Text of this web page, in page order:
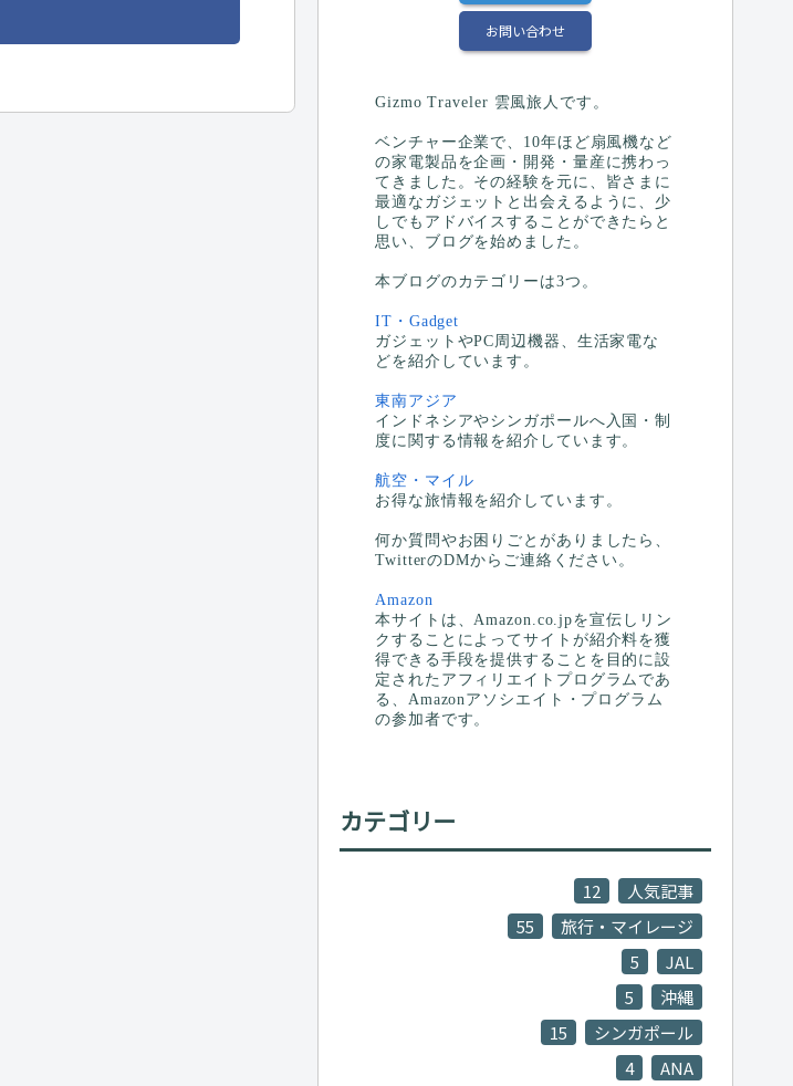
お問い合わせ
Gizmo Traveler 雲風旅人です。
ベンチャー企業で、10年ほど扇風機など
の家電製品を企画・開発・量産に携わっ
てきました。その経験を元に、皆さまに
最適なガジェットと出会えるように、少
しでもアドバイスすることができたらと
思い、ブログを始めました。
本ブログのカテゴリーは3つ。
IT・Gadget
ガジェットやPC周辺機器、生活家電な
どを紹介しています。
東南アジア
インドネシアやシンガポールへ入国・制
度に関する情報を紹介しています。
航空・マイル
お得な旅情報を紹介しています。
何か質問やお困りごとがありましたら、
TwitterのDMからご連絡ください。
Amazon
本サイトは、Amazon.co.jpを宣伝しリン
クすることによってサイトが紹介料を獲
得できる手段を提供することを目的に設
定されたアフィリエイトプログラムであ
る、Amazonアソシエイト・プログラム
の参加者です。
カテゴリー
人気記事
12
旅行・マイレージ
55
JAL
5
沖縄
5
シンガポール
15
ANA
4